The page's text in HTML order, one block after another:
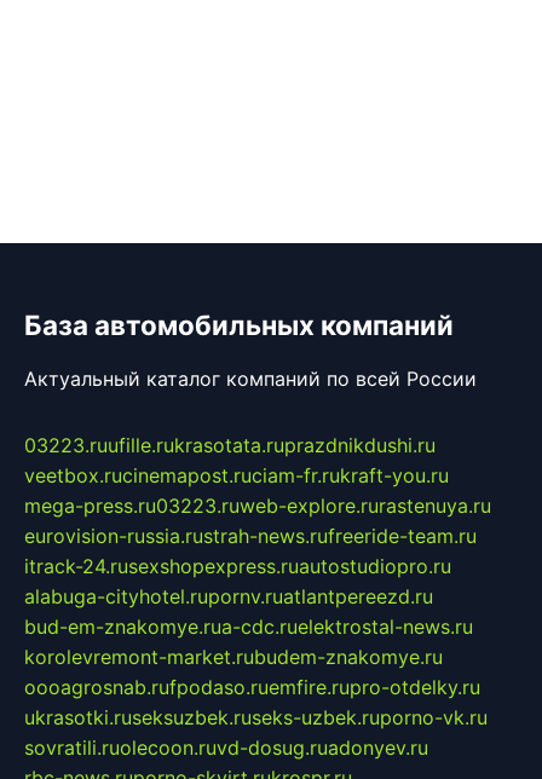
База автомобильных компаний
Актуальный каталог компаний по всей России
03223.ruufille.rukrasotata.ruprazdnikdushi.ru
veetbox.rucinemapost.ruciam-fr.rukraft-you.ru
mega-press.ru03223.ruweb-explore.rurastenuya.ru
eurovision-russia.rustrah-news.rufreeride-team.ru
itrack-24.rusexshopexpress.ruautostudiopro.ru
alabuga-cityhotel.rupornv.ruatlantpereezd.ru
bud-em-znakomye.rua-cdc.ruelektrostal-news.ru
korolevremont-market.rubudem-znakomye.ru
oooagrosnab.rufpodaso.ruemfire.rupro-otdelky.ru
ukrasotki.ruseksuzbek.ruseks-uzbek.ruporno-vk.ru
sovratili.ruolecoon.ruvd-dosug.ruadonyev.ru